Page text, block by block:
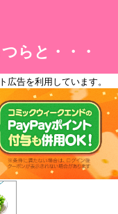
らと・・・
広告を利用しています。